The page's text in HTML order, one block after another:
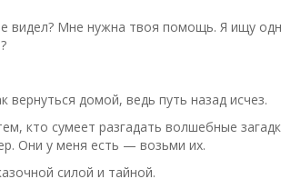
видел? Мне нужна твоя помощь. Я ищу
домой, ведь путь назад исчез.
кто сумеет разгадать волшебные
Они у меня есть — возьми их.
силой и тайной.